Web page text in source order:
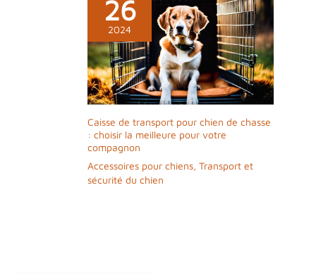
26
2024
Caisse de transport pour chien de chasse
: choisir la meilleure pour votre
compagnon
Accessoires pour chiens, Transport et
sécurité du chien